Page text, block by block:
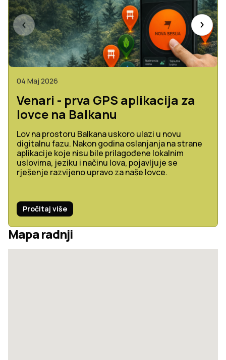
04 Maj 2026
Venari - prva GPS aplikacija za
lovce na Balkanu
Lov na prostoru Balkana uskoro ulazi u novu
digitalnu fazu. Nakon godina oslanjanja na strane
aplikacije koje nisu bile prilagođene lokalnim
uslovima, jeziku i načinu lova, pojavljuje se
rješenje razvijeno upravo za naše lovce.
Pročitaj više
Mapa radnji